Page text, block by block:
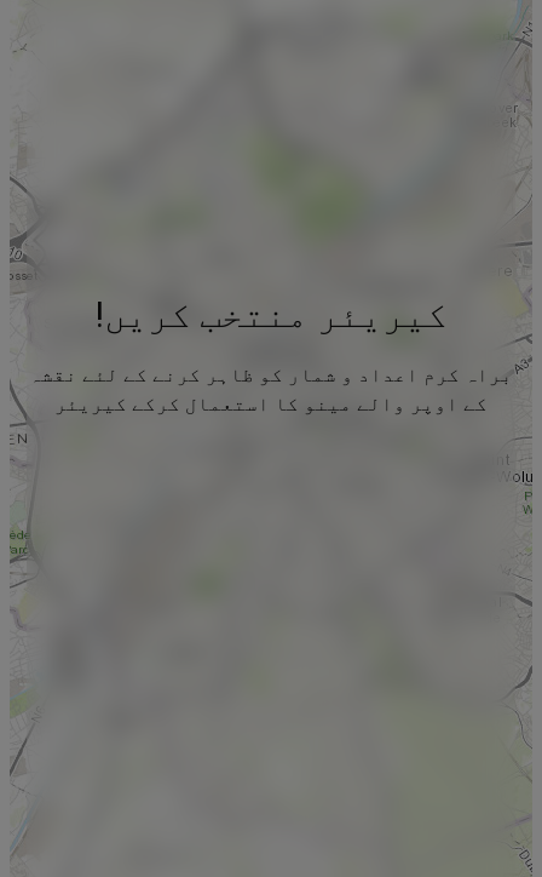
کیریئر منتخب کریں!
براہ کرم اعداد و شمار کو ظاہر کرنے کے لئے نقشہ
کے اوپر والے مینو کا استعمال کرکے کیریئر